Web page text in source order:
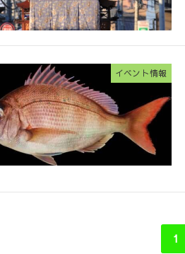
イベント情報
1